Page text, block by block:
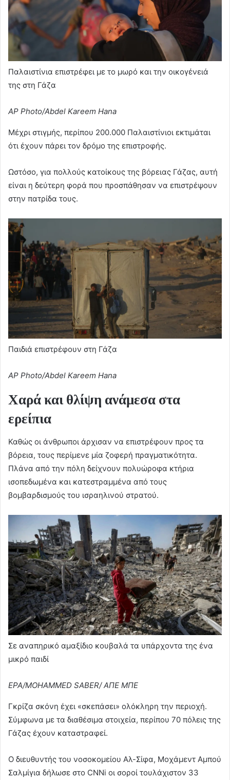
Παλαιστίνια επιστρέφει με το μωρό και την οικογένειά
της στη Γάζα
AP Photo/Abdel Kareem Hana
Μέχρι στιγμής, περίπου 200.000 Παλαιστίνιοι εκτιμάται
ότι έχουν πάρει τον δρόμο της επιστροφής.
Ωστόσο, για πολλούς κατοίκους της βόρειας Γάζας, αυτή
είναι η δεύτερη φορά που προσπάθησαν να επιστρέψουν
στην πατρίδα τους.
Παιδιά επιστρέφουν στη Γάζα
AP Photo/Abdel Kareem Hana
Χαρά και θλίψη ανάμεσα στα
ερείπια
Καθώς οι άνθρωποι άρχισαν να επιστρέφουν προς τα
βόρεια, τους περίμενε μία ζοφερή πραγματικότητα.
Πλάνα από την πόλη δείχνουν πολυώροφα κτήρια
ισοπεδωμένα και κατεστραμμένα από τους
βομβαρδισμούς του ισραηλινού στρατού.
Σε αναπηρικό αμαξίδιο κουβαλά τα υπάρχοντα της ένα
μικρό παιδί
EPA/MOHAMMED SABER/ ΑΠΕ ΜΠΕ
Γκρίζα σκόνη έχει «σκεπάσει» ολόκληρη την περιοχή.
Σύμφωνα με τα διαθέσιμα στοιχεία, περίπου 70 πόλεις της
Γάζας έχουν καταστραφεί.
Ο διευθυντής του νοσοκομείου Αλ-Σίφα, Μοχάμεντ Αμπού
Σαλμίγια δήλωσε στο CNNi οι σοροί τουλάχιστον 33